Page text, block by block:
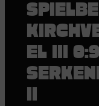
EL III
II